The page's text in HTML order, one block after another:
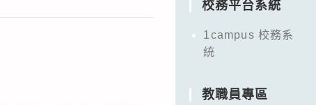
校務平台系統
1campus 校務系
統
教職員專區